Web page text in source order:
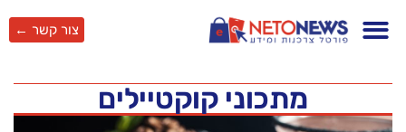
צור קשר ←
מתכוני קוקטיילים